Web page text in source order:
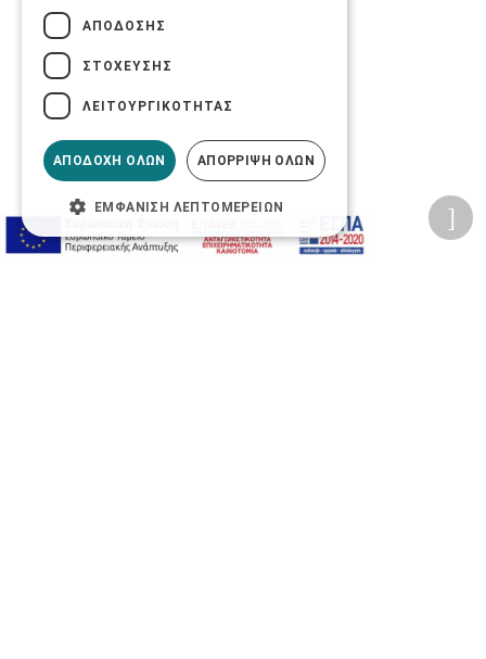
ΑΠΌΔΟΣΗΣ
ΣΤΌΧΕΥΣΗΣ
ΛΕΙΤΟΥΡΓΙΚΌΤΗΤΑΣ
ΑΠΟΔΟΧΉ ΌΛΩΝ ΑΠΌΡΡΙΨΗ ΌΛΩΝ
ΕΜΦΆΝΙΣΗ ΛΕΠΤΟΜΕΡΕΙΏΝ